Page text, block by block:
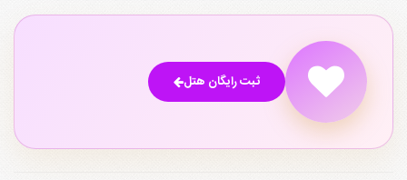
ثبت رایگان هتل